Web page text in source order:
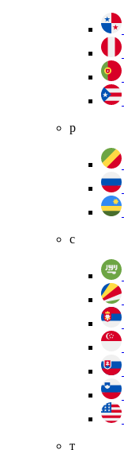
р
с
т